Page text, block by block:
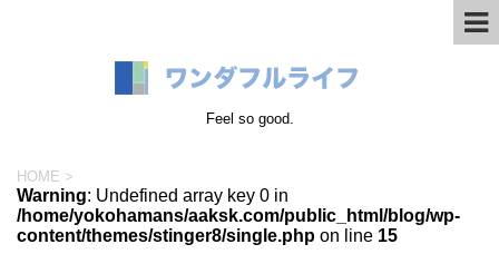
Feel so good.
HOME >
Warning: Undefined array key 0 in
/home/yokohamans/aaksk.com/public_html/blog/wp-
content/themes/stinger8/single.php on line 15